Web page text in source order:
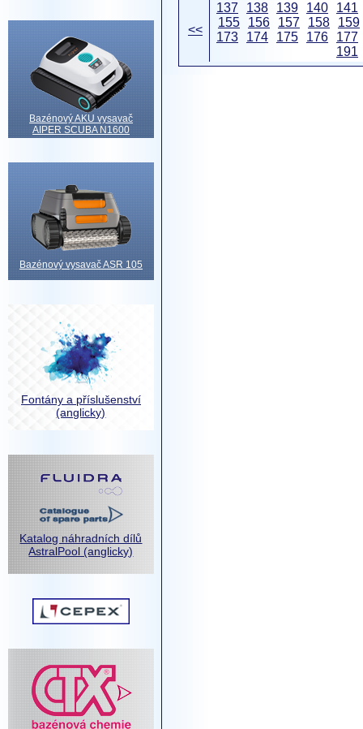
Bazénový AKU vysavač
AIPER SCUBA N1600
Bazénový vysavač ASR 105
Fontány a příslušenství
(anglicky)
Katalog náhradních dílů
AstralPool (anglicky)
<<
137 138 139 140
141
155
156 157 158
159
173
174 175 176
177
191